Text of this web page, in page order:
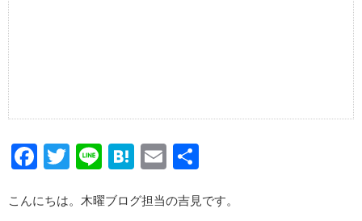
Facebook
Twitter
LineHatena
Email
こんにちは。木曜ブログ担当の吉見です。